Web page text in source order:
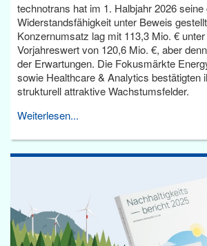
technotrans hat im 1. Halbjahr 2026 seine
Widerstandsfähigkeit unter Beweis
Konzernumsatz lag mit 113,3 Mio. €
Vorjahreswert von 120,6 Mio. €, aber
der Erwartungen. Die Fokusmärkte
sowie Healthcare & Analytics bestätigten
strukturell attraktive Wachstumsfelder.
Weiterlesen...